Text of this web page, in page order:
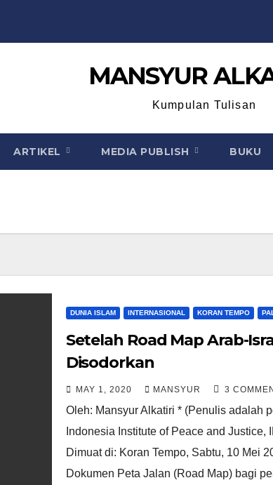
MANSYUR
Kumpulan Tulisan
ARTIKEL MEDIA PUBLISH BUKU
DUNIA ISLAM INTERNASIONAL KORAN TEMPO
Setelah Road Map Arab-
Disodorkan
MAY 1, 2020 MANSYUR 3
Oleh: Mansyur Alkatiri * (Penulis adalah
Indonesia Institute of Peace and Justice,
Dimuat di: Koran Tempo, Sabtu, 10 Mei
Dokumen Peta Jalan (Road Map) bagi